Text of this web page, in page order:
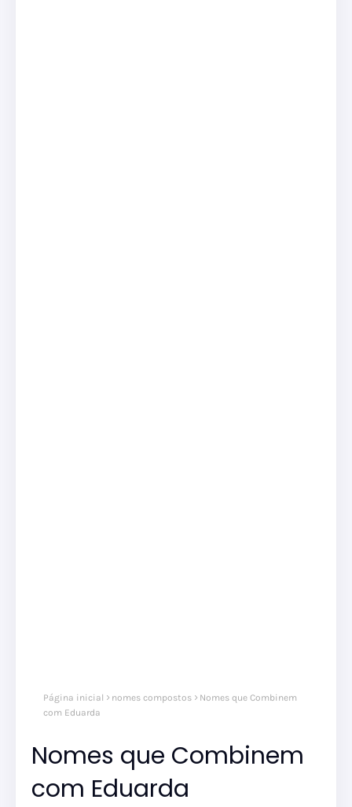
Página inicial nomes compostos
Nomes que Combinem
com Eduarda
Nomes que Combinem
com Eduarda